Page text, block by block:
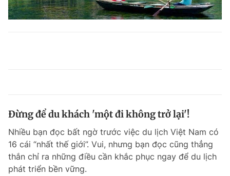
Đừng để du khách 'một đi không trở lại'!
Nhiều bạn đọc bất ngờ trước việc du lịch Việt Nam có
16 cái “nhất thế giới”. Vui, nhưng bạn đọc cũng thẳng
thắn chỉ ra những điều cần khắc phục ngay để du lịch
phát triển bền vững.